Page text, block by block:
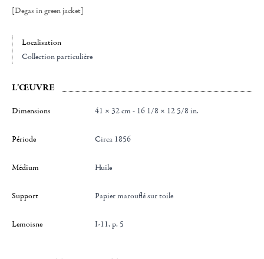
[Degas in green jacket]
Localisation
Collection particulière
L'ŒUVRE
Dimensions 41 × 32 cm - 16 1/8 × 12 5/8 in.
Période Circa 1856
Médium Huile
Support Papier marouflé sur toile
Lemoisne I-11, p. 5